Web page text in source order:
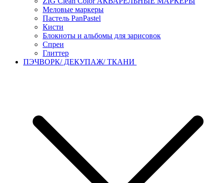
Меловые маркеры
Пастель PanPastel
Кисти
Блокноты и альбомы для зарисовок
Спреи
Глиттер
ПЭЧВОРК/ ДЕКУПАЖ/ ТКАНИ